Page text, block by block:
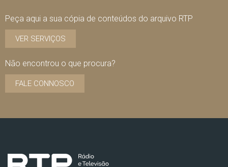
Peça aqui a sua cópia de conteúdos do arquivo RTP
VER SERVIÇOS
Não encontrou o que procura?
FALE CONNOSCO